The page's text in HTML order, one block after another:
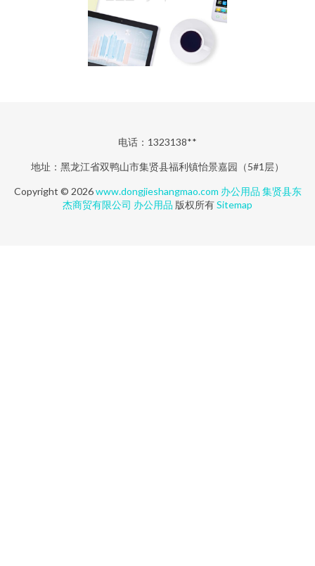
电话：1323138**
地址：黑龙江省双鸭山市集贤县福利镇怡景嘉园（5#1层）
Copyright © 2026www.dongjieshangmao.com 办公用品 集贤县东
杰商贸有限公司 办公用品 版权所有Sitemap